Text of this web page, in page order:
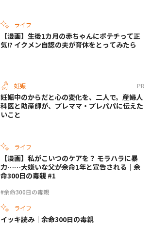
ライフ
【漫画】生後1カ月の赤ちゃんにポテチって正
気!? イクメン自認の夫が育休をとってみたら
妊娠 PR
妊娠中のからだと心の変化を、二人で。産婦人
科医と助産師が、プレママ・プレパパに伝えた
いこと
ライフ
#余命300日の毒親
【漫画】私がこいつのケアを？ モラハラに暴
力……大嫌いな父が余命1年と宣告される｜余
命300日の毒親 #1
ライフ
イッキ読み｜余命300日の毒親